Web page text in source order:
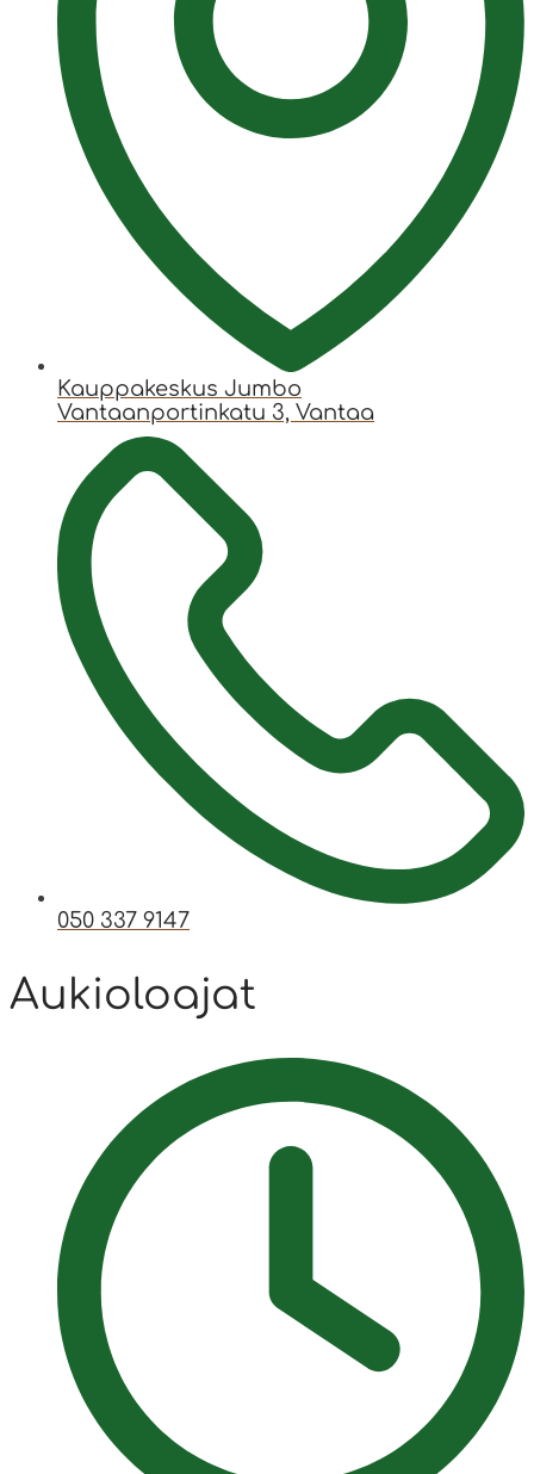
Kauppakeskus Jumbo
Vantaanportinkatu 3, Vantaa
050 337 9147
Aukioloajat